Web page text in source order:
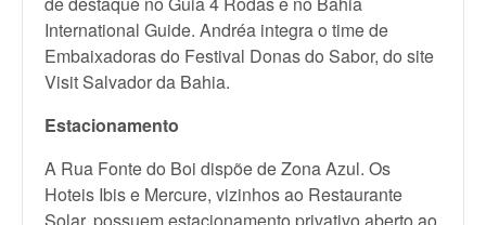
International Guide. Andréa integra o time de
Embaixadoras do Festival Donas do Sabor, do site
Visit Salvador da Bahia.
Estacionamento
A Rua Fonte do Boi dispõe de Zona Azul. Os
Hoteis Ibis e Mercure, vizinhos ao Restaurante